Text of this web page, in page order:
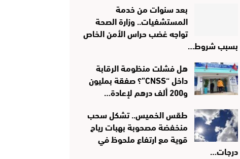
بعد سنوات من خدمة
المستشفيات.. وزارة الصحة
تواجه غضب حراس الأمن الخاص
بسبب شروط…
هل فشلت منظومة الرقابة
داخل “CNSS”؟ صفقة بمليون
و200 ألف درهم لإعادة…
طقس الخميس.. تشكل سحب
منخفضة مصحوبة بهبات رياح
قوية مع ارتفاع ملحوظ في
درجات…